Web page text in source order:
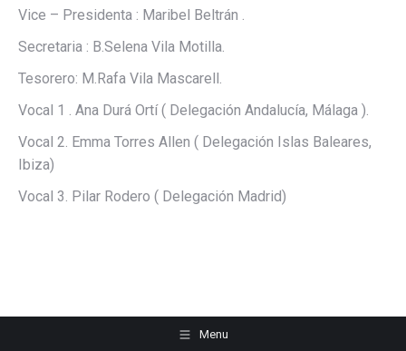
Vice – Presidenta : Maribel Beltrán .
Secretaria : B.Selena Vila Motilla.
Tesorero: M.Rafa Vila Mascarell.
Vocal 1 . Ana Durá Ortí ( Delegación Andalucía, Málaga ).
Vocal 2. Emma Torres Allen ( Delegación Islas Baleares,
Ibiza)
Vocal 3. Pilar Rodero ( Delegación Madrid)
Menu